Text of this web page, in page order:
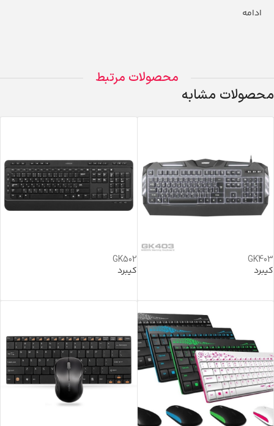
ادامه
محصولات مرتبط
محصولات مشابه
GK403
کیبرد
GK502
کیبرد